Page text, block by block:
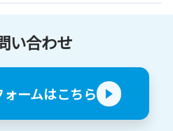
い合わせ
ームはこちら